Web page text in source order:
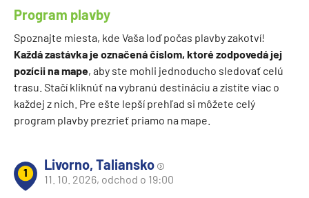
Program plavby
Spoznajte miesta, kde Vaša loď počas plavby zakotví!
Každá zastávka je označená číslom, ktoré zodpovedá jej
pozícii na mape, aby ste mohli jednoducho sledovať celú
trasu. Stačí kliknúť na vybranú destináciu a zistíte viac o
každej z nich. Pre ešte lepší prehľad si môžete celý
program plavby prezrieť priamo na mape.
1 Livorno, Taliansko
11. 10. 2026, odchod o 19:00